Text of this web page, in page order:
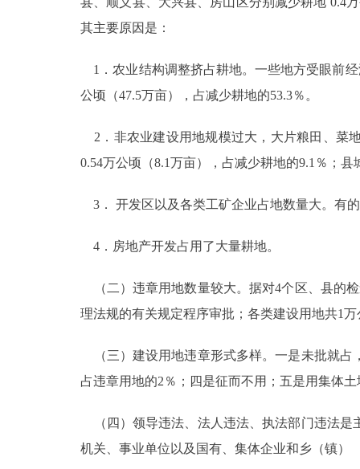
其主要原因是：
1．农业结构调整挤占耕地。一些地方受眼前
公顷（47.5万亩），占减少耕地的53.3％。
2．非农业建设用地规模过大，大片粮田、菜
0.54万公顷（8.1万亩），占减少耕地的9.1％；
3． 开发区以及各类工矿企业占地数量大。有
4．房地产开发占用了大量耕地。
（二）违章用地数量较大。据对4个区、县的
理法规的有关规定程序审批；各类建设用地共1
（三）建设用地违章形式多样。一是未批就占
占违章用地的2％；四是征而不用；五是用集体
（四）领导违法、法人违法、执法部门违法是
机关、事业单位以及国有、集体企业和乡（镇）